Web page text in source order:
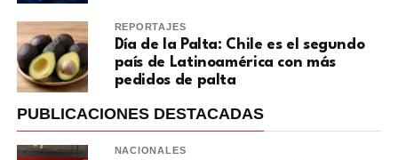
REPORTAJES
Día de la Palta: Chile es el segundo
país de Latinoamérica con más
pedidos de palta
PUBLICACIONES DESTACADAS
NACIONALES